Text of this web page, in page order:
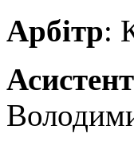
Арбітр: